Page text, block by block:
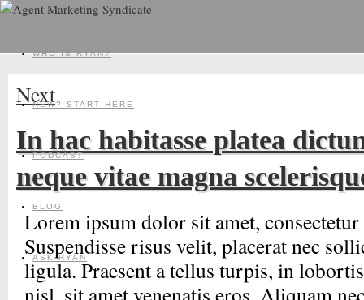
WHO IS RYAN?
NEW? START HERE
PODCAST
BLOG
ASK RYAN
Next
In hac habitasse platea
neque vitae magna
Lorem ipsum dolor sit amet,
Suspendisse risus velit, placerat nec
ligula. Praesent a tellus turpis, in